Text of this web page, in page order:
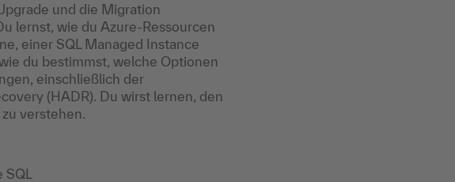
und die Migration
lernst, wie du Azure-Ressourcen
einer SQL Managed Instance
du bestimmst, welche Optionen
einschließlich der
(HADR). Du wirst lernen, den
verstehen.
SQL